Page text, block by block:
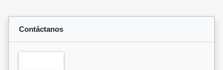
Contáctanos